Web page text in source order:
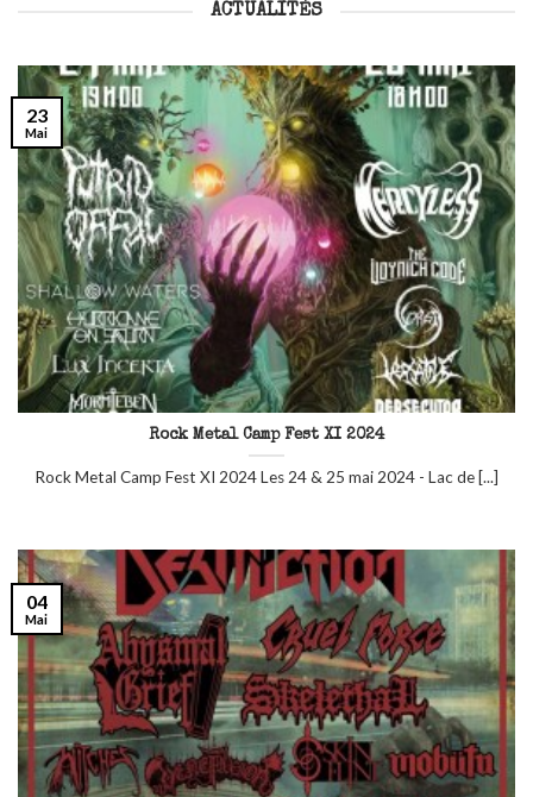
ACTUALITÉS
Rock Metal Camp Fest XI 2024
Rock Metal Camp Fest XI 2024 Les 24 & 25 mai 2024 - Lac de [...]
23
Mai
04
Mai